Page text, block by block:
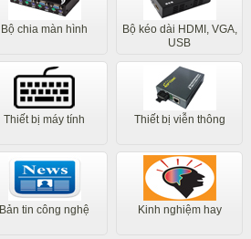
Bộ chia màn hình
Bộ kéo dài HDMI, VGA,
USB
Thiết bị máy tính Thiết bị viễn thông
Bản tin công nghệ Kinh nghiệm hay